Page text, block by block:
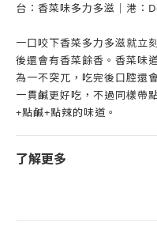
台：香菜味多力多滋｜港：
一口咬下香菜多力多滋就立
後還會有香菜餘香。香菜味
為一不突兀，吃完後口腔還
一貫鹹更好吃，不過同樣帶
+點鹹+點辣的味道。
了解更多